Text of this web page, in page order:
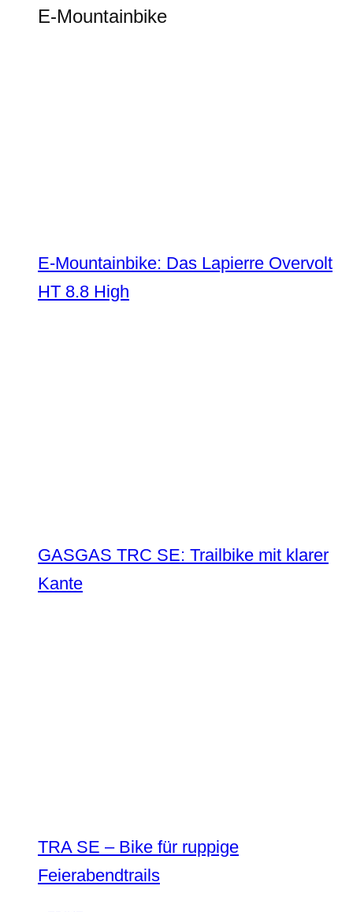
E-Mountainbike
E-Mountainbike: Das Lapierre Overvolt
HT 8.8 High
GASGAS TRC SE: Trailbike mit klarer
Kante
TRA SE – Bike für ruppige
Feierabendtrails